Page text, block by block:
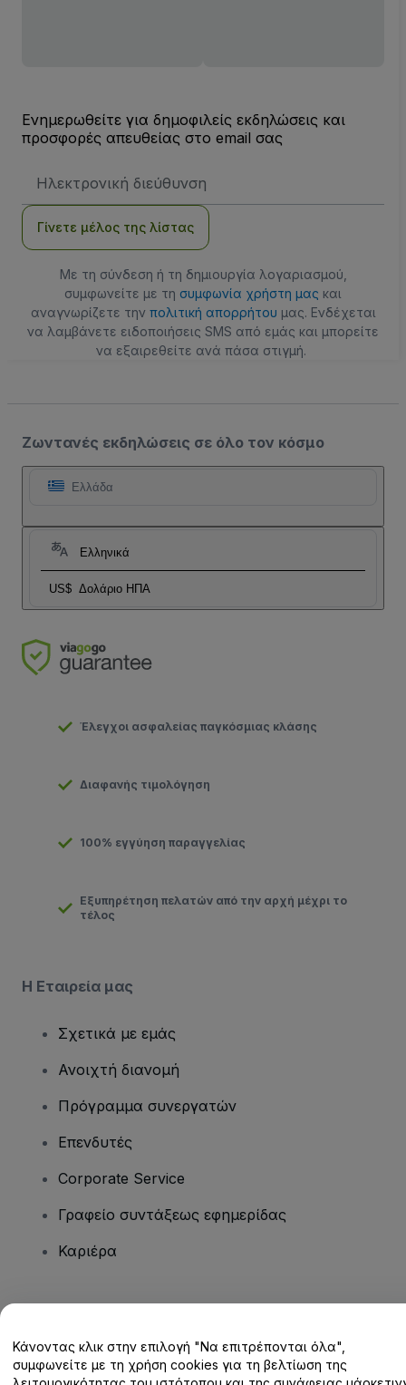
Ενημερωθείτε για δημοφιλείς εκδηλώσεις και
προσφορές απευθείας στο email σας
Email
Γίνετε μέλος της λίστας
Με τη σύνδεση ή τη δημιουργία λογαριασμού,
συμφωνείτε με τη συμφωνία χρήστη μας και
αναγνωρίζετε την πολιτική απορρήτου μας. Ενδέχεται
να λαμβάνετε ειδοποιήσεις SMS από εμάς και μπορείτε
να εξαιρεθείτε ανά πάσα στιγμή.
Ζωντανές εκδηλώσεις σε όλο τον κόσμο
Ελλάδα
Ελληνικά
US$ Δολάριο ΗΠΑ
Έλεγχοι ασφαλείας παγκόσμιας κλάσης
Διαφανής τιμολόγηση
100% εγγύηση παραγγελίας
Εξυπηρέτηση πελατών από την αρχή μέχρι το
τέλος
Η Εταιρεία μας
Σχετικά με εμάς
Ανοιχτή διανομή
Πρόγραμμα συνεργατών
Επενδυτές
Corporate Service
Γραφείο συντάξεως εφημερίδας
Καριέρα
Κέντρο βοήθειας / Επικοινωνήστε μαζί μας
Κάνοντας κλικ στην επιλογή "Να επιτρέπονται όλα",
συμφωνείτε με τη χρήση cookies για τη βελτίωση της